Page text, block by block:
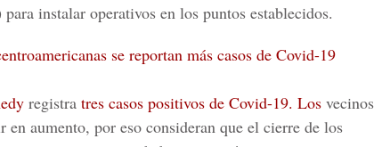
para instalar operativos en los puntos establecidos.
se reportan más casos de Covid-19
registra tres casos positivos de Covid-19. Los vecinos
en aumento, por eso consideran que el cierre de los